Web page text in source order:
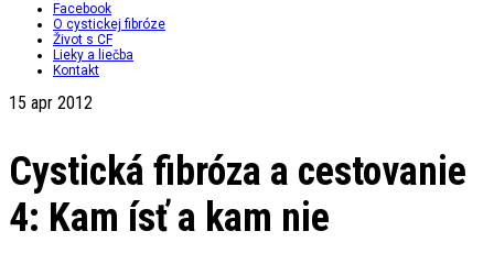
Facebook
O cystickej fibróze
Život s CF
Lieky a liečba
Kontakt
15 apr 2012
Cystická fibróza a cestovanie
4: Kam ísť a kam nie